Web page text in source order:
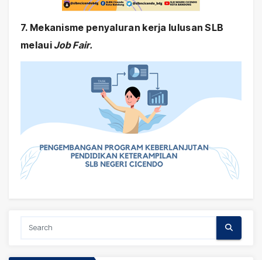
7. Mekanisme penyaluran kerja lulusan SLB
melauiJob Fair.